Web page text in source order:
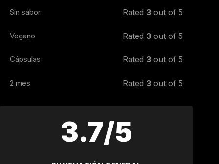
Sin sabor Rated 3 out of 5
Vegano Rated 3 out of 5
Cápsulas Rated 3 out of 5
2 mes Rated 3 out of 5
3.7/5